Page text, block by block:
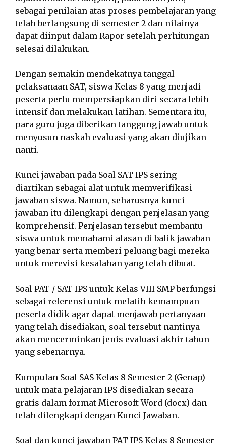
sebagai penilaian atas proses pembelajaran yang
telah berlangsung di semester 2 dan nilainya
dapat diinput dalam Rapor setelah perhitungan
selesai dilakukan.
Dengan semakin mendekatnya tanggal
pelaksanaan SAT, siswa Kelas 8 yang menjadi
peserta perlu mempersiapkan diri secara lebih
intensif dan melakukan latihan. Sementara itu,
para guru juga diberikan tanggung jawab untuk
menyusun naskah evaluasi yang akan diujikan
nanti.
Kunci jawaban pada Soal SAT IPS sering
diartikan sebagai alat untuk memverifikasi
jawaban siswa. Namun, seharusnya kunci
jawaban itu dilengkapi dengan penjelasan yang
komprehensif. Penjelasan tersebut membantu
siswa untuk memahami alasan di balik jawaban
yang benar serta memberi peluang bagi mereka
untuk merevisi kesalahan yang telah dibuat.
Soal PAT / SAT IPS untuk Kelas VIII SMP berfungsi
sebagai referensi untuk melatih kemampuan
peserta didik agar dapat menjawab pertanyaan
yang telah disediakan, soal tersebut nantinya
akan mencerminkan jenis evaluasi akhir tahun
yang sebenarnya.
Kumpulan Soal SAS Kelas 8 Semester 2 (Genap)
untuk mata pelajaran IPS disediakan secara
gratis dalam format Microsoft Word (docx) dan
telah dilengkapi dengan Kunci Jawaban.
Soal dan kunci jawaban PAT IPS Kelas 8 Semester